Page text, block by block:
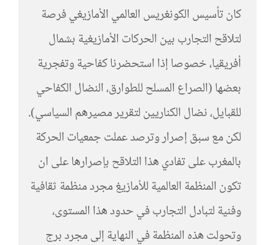
كان تأسيس الكونغريس العالمي الأمازيغي فرصة
لتلاقح التجارب بين الحركات الأمازيغية بشمال
أفريقيا، خصوصا إذا استحضرنا كفاحية وتفجرية
بعضها (الصراع المسلح للطوارق، النضال الكفاحي
للقبايل، نضال الكناريين لتقرير مصيرهم السياسي).
لكن مع سبق إصرار وترصد عملت جمعيات الحركة
بالمغرب على تفادي هذا التلاقح بإصرارها على ان
تكون المنظمة العالمية للأمازيغ مجرد منظمة ثقافية
وفنية لتبادل التجارب في حدود هذا المستوى،
وتحولت هذه المنظمة في النهاية إلى مجرد برج